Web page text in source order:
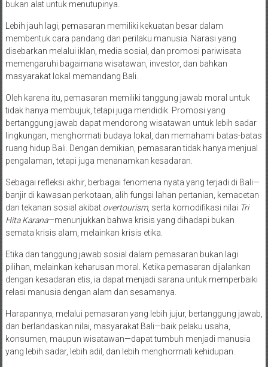
bukan alat untuk menutupinya.
Lebih jauh lagi, pemasaran memiliki kekuatan besar dalam
membentuk cara pandang dan perilaku manusia. Narasi yang
disebarkan melalui iklan, media sosial, dan promosi pariwisata
memengaruhi bagaimana wisatawan, investor, dan bahkan
masyarakat lokal memandang Bali.
Oleh karena itu, pemasaran memiliki tanggung jawab moral untuk
tidak hanya membujuk, tetapi juga mendidik. Promosi yang
bertanggung jawab dapat mendorong wisatawan untuk lebih sadar
lingkungan, menghormati budaya lokal, dan memahami batas-batas
ruang hidup Bali. Dengan demikian, pemasaran tidak hanya menjual
pengalaman, tetapi juga menanamkan kesadaran.
Sebagai refleksi akhir, berbagai fenomena nyata yang terjadi di Bali—
banjir di kawasan perkotaan, alih fungsi lahan pertanian, kemacetan
dan tekanan sosial akibat overtourism, serta komodifikasi nilai Tri
Hita Karana—menunjukkan bahwa krisis yang dihadapi bukan
semata krisis alam, melainkan krisis etika.
Etika dan tanggung jawab sosial dalam pemasaran bukan lagi
pilihan, melainkan keharusan moral. Ketika pemasaran dijalankan
dengan kesadaran etis, ia dapat menjadi sarana untuk memperbaiki
relasi manusia dengan alam dan sesamanya.
Harapannya, melalui pemasaran yang lebih jujur, bertanggung jawab,
dan berlandaskan nilai, masyarakat Bali—baik pelaku usaha,
konsumen, maupun wisatawan—dapat tumbuh menjadi manusia
yang lebih sadar, lebih adil, dan lebih menghormati kehidupan.